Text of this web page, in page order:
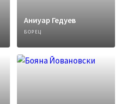
Аниуар Гедуев
БОРЕЦ